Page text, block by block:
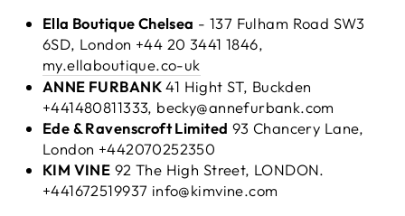
Ella Boutique Chelsea - 137 Fulham Road SW3
6SD, London +44 20 3441 1846,
my.ellaboutique.co-uk
ANNE FURBANK41 Hight ST, Buckden
+441480811333, becky@annefurbank.com
Ede & Ravenscroft Limited 93 Chancery Lane,
London +442070252350
KIM VINE 92 The High Street, LONDON.
+441672519937 info@kimvine.com